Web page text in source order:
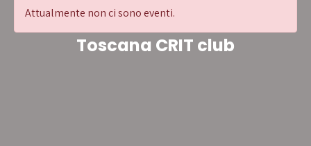
Attualmente non ci sono eventi.
Toscana CRIT club